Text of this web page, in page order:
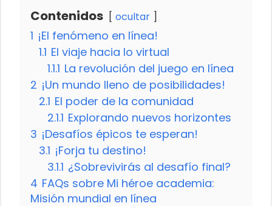
Contenidos ocultar
1 ¡El fenómeno en línea!
1.1 El viaje hacia lo virtual
1.1.1 La revolución del juego en línea
2 ¡Un mundo lleno de posibilidades!
2.1 El poder de la comunidad
2.1.1 Explorando nuevos horizontes
3 ¡Desafíos épicos te esperan!
3.1 ¡Forja tu destino!
3.1.1 ¿Sobrevivirás al desafío final?
4 FAQs sobre Mi héroe academia:
Misión mundial en línea